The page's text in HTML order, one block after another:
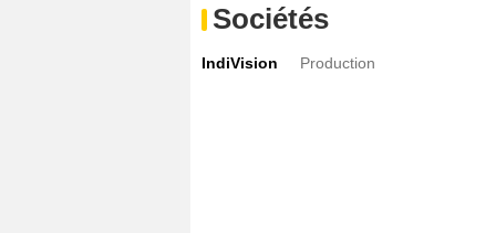
Sociétés
IndiVision Production